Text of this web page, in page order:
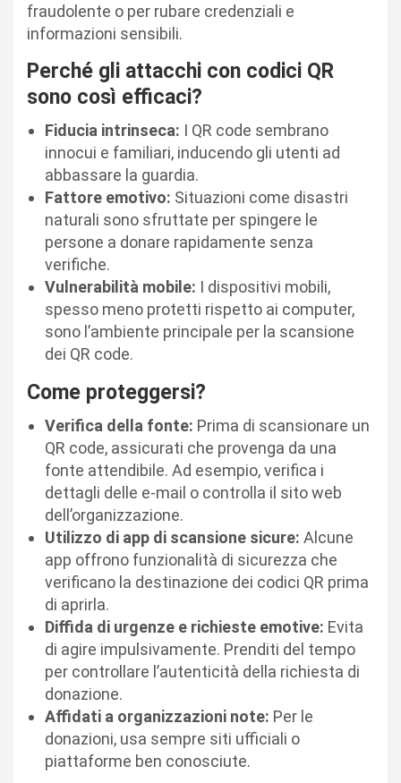
fraudolente o per rubare credenziali e
informazioni sensibili.
Perché gli attacchi con codici QR
sono così efficaci?
Fiducia intrinseca: I QR code sembrano
innocui e familiari, inducendo gli utenti ad
abbassare la guardia.
Fattore emotivo: Situazioni come disastri
naturali sono sfruttate per spingere le
persone a donare rapidamente senza
verifiche.
Vulnerabilità mobile: I dispositivi mobili,
spesso meno protetti rispetto ai computer,
sono l’ambiente principale per la scansione
dei QR code.
Come proteggersi?
Verifica della fonte: Prima di scansionare un
QR code, assicurati che provenga da una
fonte attendibile. Ad esempio, verifica i
dettagli delle e-mail o controlla il sito web
dell’organizzazione.
Utilizzo di app di scansione sicure: Alcune
app offrono funzionalità di sicurezza che
verificano la destinazione dei codici QR prima
di aprirla.
Diffida di urgenze e richieste emotive: Evita
di agire impulsivamente. Prenditi del tempo
per controllare l’autenticità della richiesta di
donazione.
Affidati a organizzazioni note: Per le
donazioni, usa sempre siti ufficiali o
piattaforme ben conosciute.